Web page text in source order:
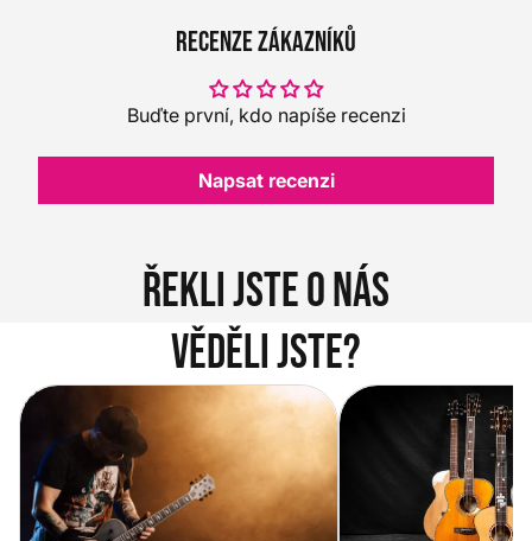
Recenze zákazníků
Buďte první, kdo napíše recenzi
Napsat recenzi
Řekli jste o nás
Věděli jste?
Vítejte na novém e-shopu Music
City
Jak vybrat